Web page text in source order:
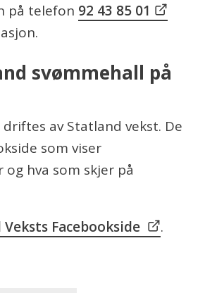
på telefon 92 43 85 01
svømmehall på
av Statland vekst. De
som viser
hva som skjer på
Facebookside
.